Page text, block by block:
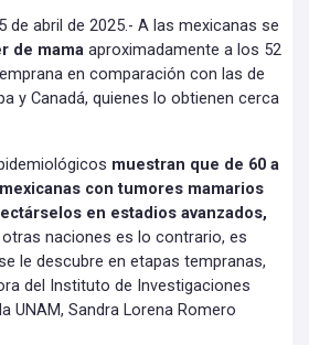
de abril de 2025.- A las mexicanas se
de mama aproximadamente a los 52
en comparación con las de
y Canadá, quienes lo obtienen cerca
muestran que de 60 a
con tumores mamarios
en estadios avanzados,
naciones es lo contrario, es
le descubre en etapas tempranas,
del Instituto de Investigaciones
UNAM, Sandra Lorena Romero